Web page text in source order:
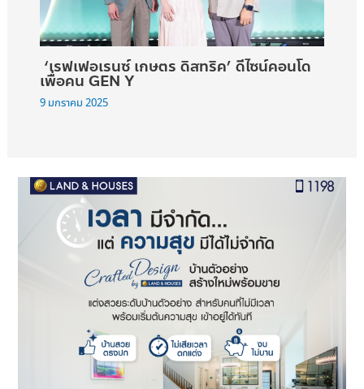
‘เรฟเฟอเรนซ์ เกษตร ดิสทริค’ ดีไซน์คอนโด
เพื่อคน GEN Y
9 มกราคม 2025